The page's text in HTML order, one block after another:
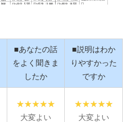
■あなたの話
をよく聞きま
したか
■説明はわか
りやすかった
ですか
大変よい 大変よい